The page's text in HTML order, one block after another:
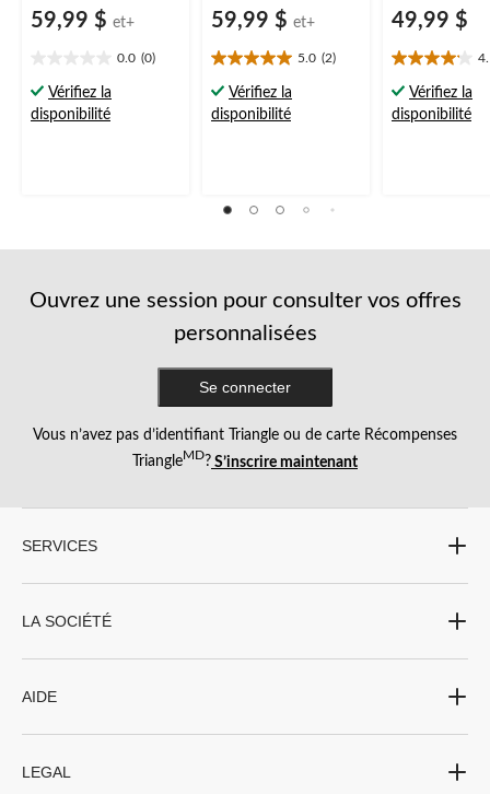
59,99 $ et+
0.0 (0)
étoile(s)
sur
Vérifiez la
disponibilité
59,99 $ et+
5.0 (2)
5.0
étoile(s)
sur
Vérifiez la
disponibilité
49,99 $
4.1
étoile(s)
sur
Vérifiez la
disponibilité
Ouvrez une session pour consulter vos offres
personnalisées
Se connecter
Vous n’avez pas d’identifiant Triangle ou de carte Récompenses
TriangleMD? S’inscrire maintenant
SERVICES
LA SOCIÉTÉ
AIDE
LEGAL